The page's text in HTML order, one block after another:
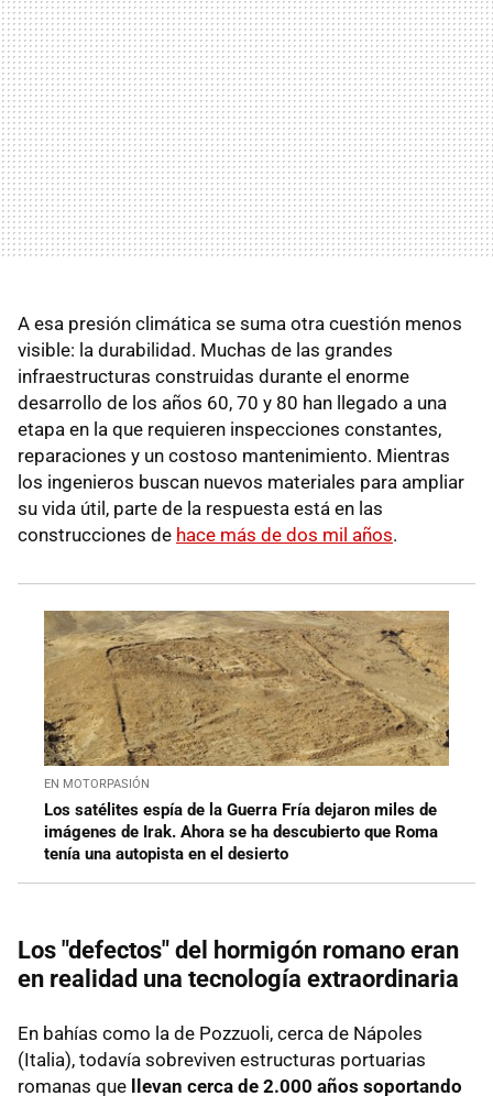
A esa presión climática se suma otra cuestión menos
visible: la durabilidad. Muchas de las grandes
infraestructuras construidas durante el enorme
desarrollo de los años 60, 70 y 80 han llegado a una
etapa en la que requieren inspecciones constantes,
reparaciones y un costoso mantenimiento. Mientras
los ingenieros buscan nuevos materiales para ampliar
su vida útil, parte de la respuesta está en las
construcciones de hace más de dos mil años.
EN MOTORPASIÓN
Los satélites espía de la Guerra Fría dejaron miles de
imágenes de Irak. Ahora se ha descubierto que Roma
tenía una autopista en el desierto
Los "defectos" del hormigón romano eran
en realidad una tecnología extraordinaria
En bahías como la de Pozzuoli, cerca de Nápoles
(Italia), todavía sobreviven estructuras portuarias
romanas que
llevan cerca de 2.000 años soportando